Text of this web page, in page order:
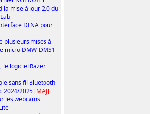
la mise à jour 2.0 du
DLNA pour
plusieurs mises à
micro DMW-DMS1
le logiciel Razer
sans fil Bluetooth
2024/2025 [MAJ]
les webcams